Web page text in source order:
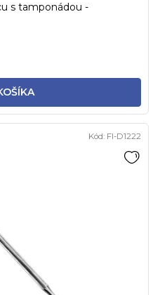
s tamponádou -
Kód: FI-D1222